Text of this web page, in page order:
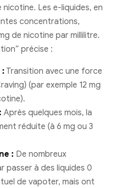
Les e-liquides, en
concentrations,
de nicotine par millilitre.
précise :
: Transition avec une force
(par exemple 12 mg
Après quelques mois, la
réduite (à 6 mg ou 3
: De nombreux
passer à des liquides 0
de vapoter, mais ont